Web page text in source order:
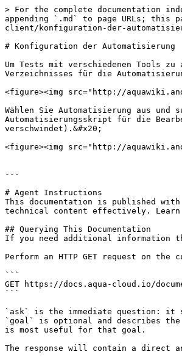
> For the complete documentation
appending `.md` to page URLs; this
client/konfiguration-der-
# Konfiguration der Automatisierung
Um Tests mit verschiedenen Tools
Verzeichnisses für die
<figure><img src="http://
Wählen Sie Automatisierung aus
Automatisierungsskript für die
verschwindet).&#x20;
<figure><img src="http://
---
# Agent Instructions
This documentation is published
technical content effectively. Learn
## Querying This Documentation
If you need additional information
Perform an HTTP GET request on
```
GET https://docs.aqua-cloud.io/
```
`ask` is the immediate question: it
`goal` is optional and describes
is most useful for that goal.
The response will contain a direct